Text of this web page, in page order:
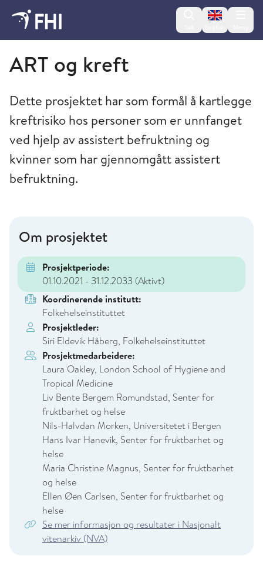
Change
Folkehelseinstituttet
ART og kreft
Dette prosjektet har som formål å kartlegge
kreftrisiko hos personer som er unnfanget
ved hjelp av assistert befruktning og
kvinner som har gjennomgått assistert
befruktning.
Om prosjektet
Prosjektperiode:
01.10.2021 - 31.12.2033 (Aktivt)
Koordinerende institutt:
Folkehelseinstituttet
Prosjektleder:
Siri Eldevik Håberg, Folkehelseinstituttet
Prosjektmedarbeidere:
Laura Oakley, London School of Hygiene and
Tropical Medicine
Liv Bente Bergem Romundstad, Senter for
fruktbarhet og helse
Nils-Halvdan Morken, Universitetet i Bergen
Hans Ivar Hanevik, Senter for fruktbarhet og
helse
Maria Christine Magnus, Senter for fruktbarhet
og helse
Ellen Øen Carlsen, Senter for fruktbarhet og
helse
Se mer informasjon og resultater i Nasjonalt
vitenarkiv (NVA)